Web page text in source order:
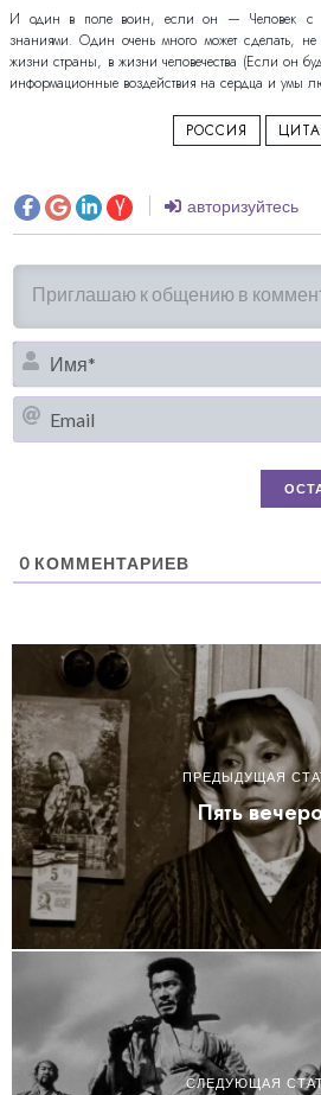
И один в поле воин, если он — Человек с
знаниями. Один очень много может сделать,
жизни страны, в жизни человечества (Если он
информационные воздействия на сердца и умы
РОССИЯ
авторизуйтесь
0 КОММЕНТАРИЕВ
ПРЕДЫДУЩАЯ
Пять
СЛЕДУЮЩАЯ